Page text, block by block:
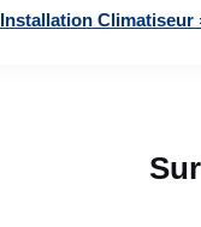
Installation Climatiseur